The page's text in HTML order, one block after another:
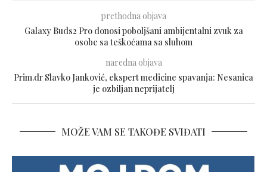
prethodna objava
Galaxy Buds2 Pro donosi poboljšani ambijentalni zvuk za
osobe sa teškoćama sa sluhom
naredna objava
Prim.dr Slavko Janković, ekspert medicine spavanja: Nesanica
je ozbiljan neprijatelj
MOŽE VAM SE TAKOĐE SVIĐATI